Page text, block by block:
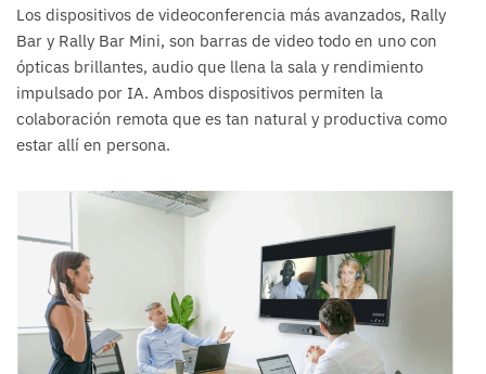
Los dispositivos de videoconferencia más avanzados, Rally
Bar y Rally Bar Mini, son barras de video todo en uno con
ópticas brillantes, audio que llena la sala y rendimiento
impulsado por IA. Ambos dispositivos permiten la
colaboración remota que es tan natural y productiva como
estar allí en persona.